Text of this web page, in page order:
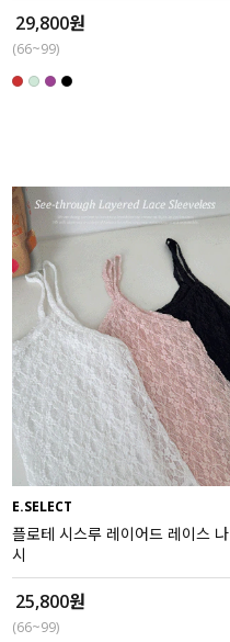
살안타템
110사이즈
티셔츠
팬츠
셔츠
원피스
니트
수영복
아우터
스커트
언더웨어/파자마
코디템
29,800원
(66~99)
E.SELECT
플로테 시스루 레이어드 레이스 나
시
25,800원
(66~99)